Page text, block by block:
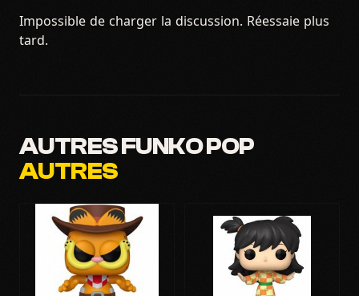
Impossible de charger la discussion. Réessaie plus
tard.
AUTRES FUNKO POP
AUTRES